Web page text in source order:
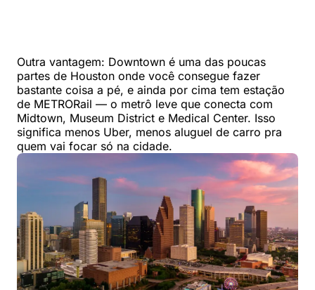
Outra vantagem: Downtown é uma das poucas
partes de Houston onde você consegue fazer
bastante coisa a pé, e ainda por cima tem estação
de METRORail — o metrô leve que conecta com
Midtown, Museum District e Medical Center. Isso
significa menos Uber, menos aluguel de carro pra
quem vai focar só na cidade.